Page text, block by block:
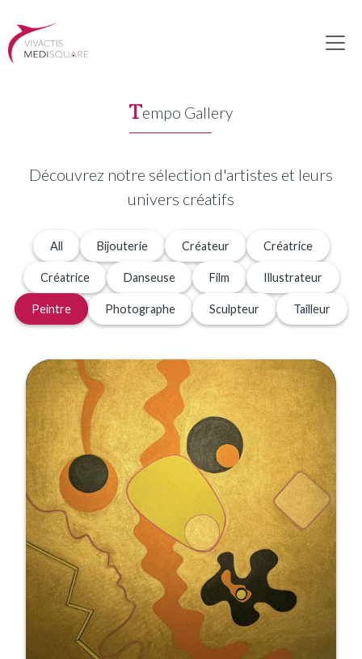
Tempo Gallery
Découvrez notre sélection d'artistes et leurs
univers créatifs
All Bijouterie Créateur Créatrice
Créatrice Danseuse Film Illustrateur
Peintre Photographe Sculpteur Tailleur